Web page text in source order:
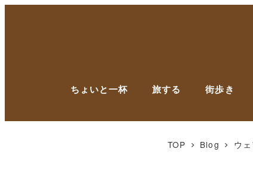
ちょいと一杯 旅する 街歩き
TOP Blog ウ